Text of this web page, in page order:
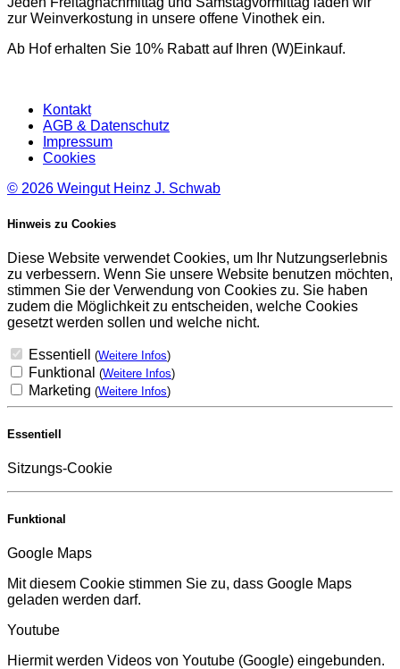
zur Weinverkostung in unsere offene Vinothek ein.
Ab Hof erhalten Sie 10% Rabatt auf Ihren (W)Einkauf.
Kontakt
AGB & Datenschutz
Impressum
Cookies
© 2026 Weingut Heinz J. Schwab
Hinweis zu Cookies
Diese Website verwendet Cookies, um Ihr Nutzungserlebnis
zu verbessern. Wenn Sie unsere Website benutzen möchten,
stimmen Sie der Verwendung von Cookies zu. Sie haben
zudem die Möglichkeit zu entscheiden, welche Cookies
gesetzt werden sollen und welche nicht.
Essentiell (Weitere Infos)
Funktional (Weitere Infos)
Marketing (Weitere Infos)
Essentiell
Sitzungs-Cookie
Funktional
Google Maps
Mit diesem Cookie stimmen Sie zu, dass Google Maps
geladen werden darf.
Youtube
Hiermit werden Videos von Youtube (Google) eingebunden.